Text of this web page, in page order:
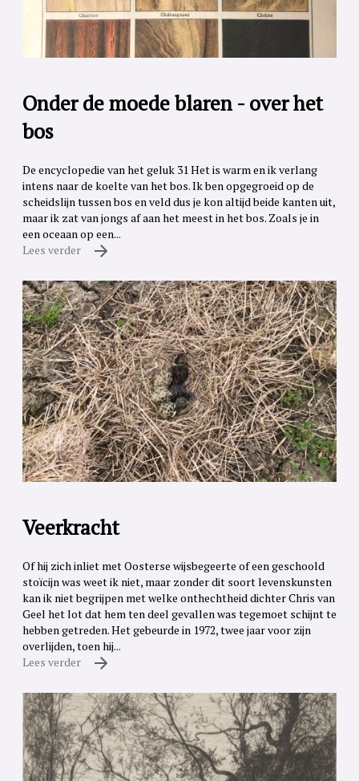
Onder de moede blaren - over het
bos
De encyclopedie van het geluk 31 Het is warm en ik verlang
intens naar de koelte van het bos. Ik ben opgegroeid op de
scheidslijn tussen bos en veld dus je kon altijd beide kanten uit,
maar ik zat van jongs af aan het meest in het bos. Zoals je in
een oceaan op een...
Lees verder
Veerkracht
Of hij zich inliet met Oosterse wijsbegeerte of een geschoold
stoïcijn was weet ik niet, maar zonder dit soort levenskunsten
kan ik niet begrijpen met welke onthechtheid dichter Chris van
Geel het lot dat hem ten deel gevallen was tegemoet schijnt te
hebben getreden. Het gebeurde in 1972, twee jaar voor zijn
overlijden, toen hij...
Lees verder